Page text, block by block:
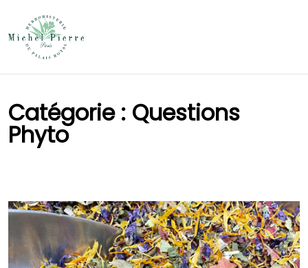
Catégorie : Questions
Phyto